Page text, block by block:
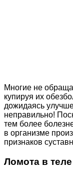
Многие не
купируя их
дожидаясь
неправильно!
тем более
в организме
признаков
Ломота в